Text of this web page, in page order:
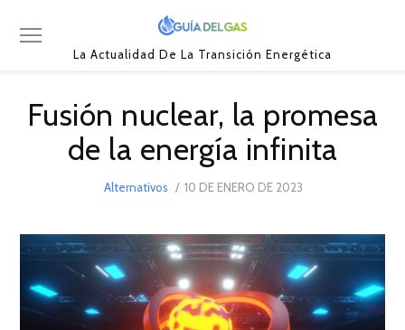
La Actualidad De La Transición Energética
Fusión nuclear, la promesa
de la energía infinita
Alternativos
POSTED
10 DE ENERO DE 2023
2023